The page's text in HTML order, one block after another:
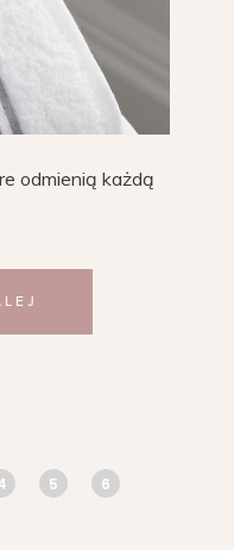
odmienią każdą
5
6